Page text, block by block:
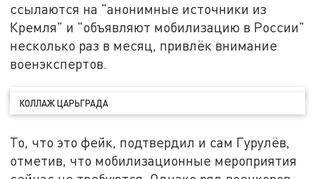
ссылаются на "анонимные источники из
Кремля" и "объявляют мобилизацию в России"
несколько раз в месяц, привлёк внимание
военэкспертов.
КОЛЛАЖ ЦАРЬГРАДА
То, что это фейк, подтвердил и сам Гурулёв,
отметив, что мобилизационные мероприятия